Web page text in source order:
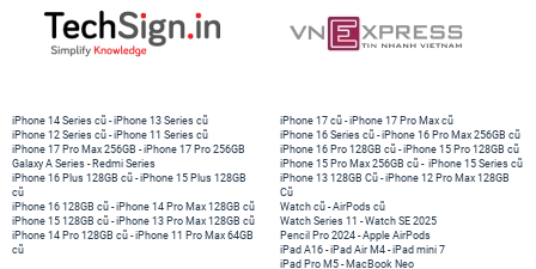
iPhone 14 Series cũ -iPhone 13 Series cũ
iPhone 12 Series cũ -iPhone 11 Series cũ
iPhone 17 Pro Max 256GB -iPhone 17 Pro 256GB
Galaxy A Series - Redmi Series
iPhone 17 cũ -iPhone 17 Pro Max cũ
iPhone 16 Series cũ - iPhone 16 Pro Max 256GB cũ
iPhone 16 Pro 128GB cũ -iPhone 15 Pro 128GB cũ
iPhone 15 Pro Max 256GB cũ - iPhone 15 Series cũ
iPhone 16 Plus 128GB cũ -iPhone 15 Plus 128GB
cũ
iPhone 16 128GB cũ -iPhone 14 Pro Max 128GB cũ
iPhone 15 128GB cũ -iPhone 13 Pro Max 128GB cũ
iPhone 14 Pro 128GB cũ -iPhone 11 Pro Max 64GB
cũ
iPhone 13 128GB Cũ -iPhone 12 Pro Max 128GB
Cũ
Watch cũ -AirPods cũ
Watch Series 11 -Watch SE 2025
Pencil Pro 2024 -Apple AirPods
iPad A16 -iPad Air M4 -iPad mini 7
iPad Pro M5 - MacBook Neo